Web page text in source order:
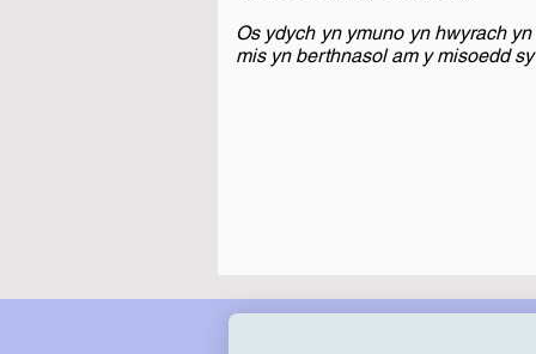
Os ydych yn ymuno yn hwyrach
mis yn berthnasol am y misoedd